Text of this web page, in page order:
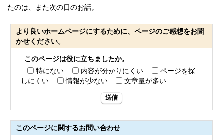
たのは、また次の日のお話。
より良いホームページにするために、ページのご感想をお聞
かせください。
このページは役に立ちましたか。
特にない
内容が分かりにくい
ページを探
しにくい
情報が少ない 文章量が多い
送信
このページに関するお問い合わせ